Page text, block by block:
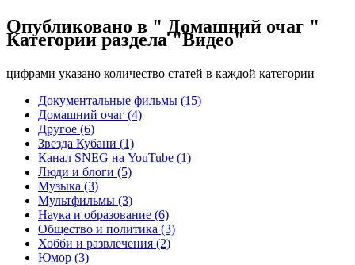
Опубликовано в " Домашний очаг "
Категории раздела "Видео"
цифрами указано количество статей в каждой категории
Документальные фильмы (15)
Домашний очаг (4)
Другое (6)
Звезда Кубани (1)
Канал SNEG на YouTube (1)
Люди и блоги (5)
Музыка (3)
Мультфильмы (3)
Наука и образование (6)
Общество и политика (3)
Хобби и развлечения (2)
Юмор (3)